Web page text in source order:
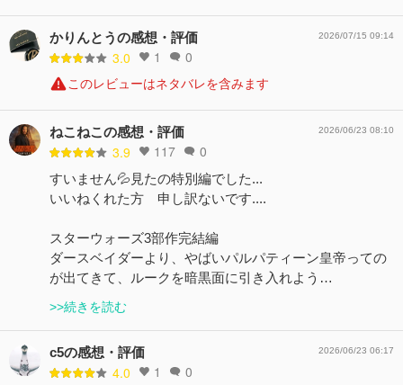
かりんとうの感想・評価
3.0 1 0
2026/07/15 09:14
このレビューはネタバレを含みます
ねこねこの感想・評価
3.9 117 0
2026/06/23 08:10
すいません💦見たの特別編でした...
いいねくれた方 申し訳ないです....
スターウォーズ3部作完結編
ダースベイダーより、やばいパルパティーン皇帝っての
が出てきて、ルークを暗黒面に引き入れよう…
>>続きを読む
c5の感想・評価
4.0 1 0
2026/06/23 06:17